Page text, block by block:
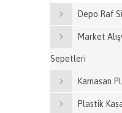
Depo Raf
Market
Sepetleri
Kamasan
Plastik